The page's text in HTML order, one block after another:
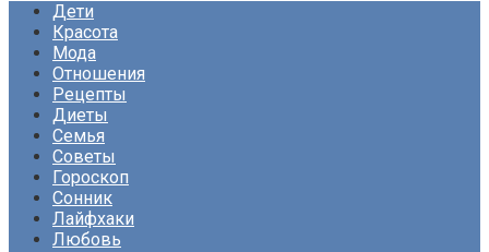
Дети
Красота
Мода
Отношения
Рецепты
Диеты
Семья
Советы
Гороскоп
Сонник
Лайфхаки
Любовь